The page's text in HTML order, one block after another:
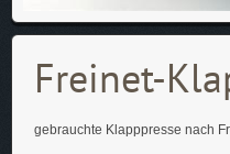
Freinet-
gebrauchte Klapppresse nach